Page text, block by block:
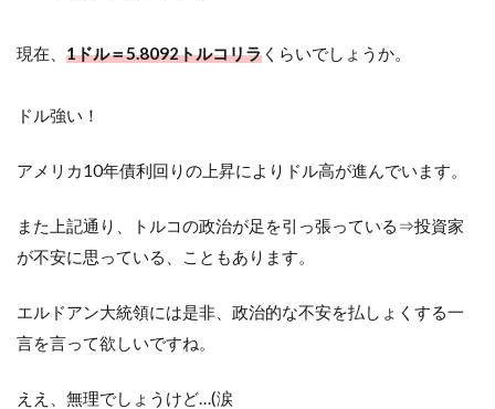
現在、 1ドル＝5.8092トルコリラ くらいでしょうか。
ドル強い！
アメリカ10年債利回りの上昇によりドル高が進んでいます。
また上記通り、トルコの政治が足を引っ張っている⇒投資家
が不安に思っている、こともあります。
エルドアン大統領には是非、政治的な不安を払しょくする一
言を言って欲しいですね。
ええ、無理でしょうけど…(涙